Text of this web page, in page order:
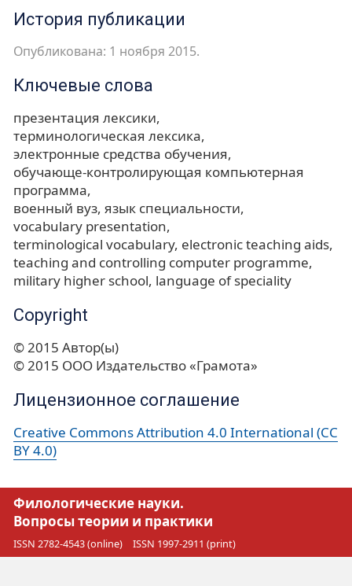
История публикации
Опубликована: 1 ноября 2015.
Ключевые слова
презентация лексики
терминологическая лексика
электронные средства обучения
обучающе-контролирующая компьютерная
программа
военный вуз язык специальности
vocabulary presentation
terminological vocabulary electronic teaching aids
teaching and controlling computer programme
military higher school language of speciality
Copyright
© 2015 Автор(ы)
© 2015 ООО Издательство «Грамота»
Лицензионное соглашение
Creative Commons Attribution 4.0 International (CC
BY 4.0)
Филологические науки.
Вопросы теории и практики
ISSN 2782-4543 (online) ISSN 1997-2911 (print)